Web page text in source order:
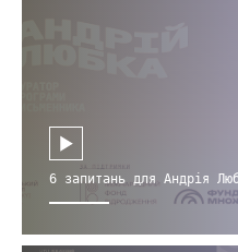
6 запитань для Андрія